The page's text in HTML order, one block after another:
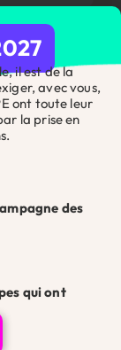
*
là pour
vos
guider
il est de la
avec vous,
ont toute leur
la prise en
des
qui ont